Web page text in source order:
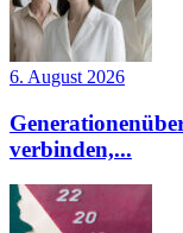
6. August 2026
verbinden,...